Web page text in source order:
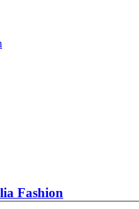
Fashion